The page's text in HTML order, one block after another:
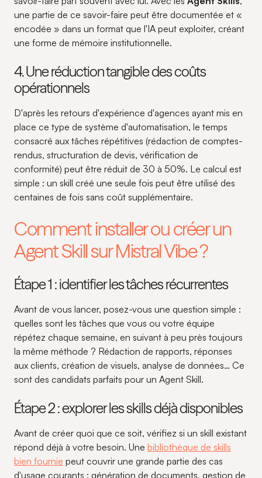
une partie de ce savoir-faire peut être documentée et «
encodée » dans un format que l'IA peut exploiter, créant
une forme de mémoire institutionnelle.
4. Une réduction tangible des coûts
opérationnels
D'après les retours d'expérience d'agences ayant mis en
place ce type de système d'automatisation, le temps
consacré aux tâches répétitives (rédaction de comptes-
rendus, structuration de devis, vérification de
conformité) peut être réduit de 30 à 50%. Le calcul est
simple : un skill créé une seule fois peut être utilisé des
centaines de fois sans coût supplémentaire.
Comment installer ou créer un
Agent Skill sur Mistral Vibe ?
Étape 1 : identifier les tâches récurrentes
Avant de vous lancer, posez-vous une question simple :
quelles sont les tâches que vous ou votre équipe
répétez chaque semaine, en suivant à peu près toujours
la même méthode ? Rédaction de rapports, réponses
aux clients, création de visuels, analyse de données… Ce
sont des candidats parfaits pour un Agent Skill.
Étape 2 : explorer les skills déjà disponibles
Avant de créer quoi que ce soit, vérifiez si un skill existant
répond déjà à votre besoin. Une bibliothèque de skills
bien fournie peut couvrir une grande partie des cas
d'usage courants : génération de documents, gestion de